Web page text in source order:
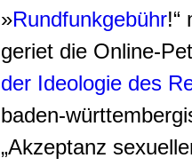
»Rundfunkgebühr!“
geriet die Online-
der Ideologie des
baden-
„Akzeptanz